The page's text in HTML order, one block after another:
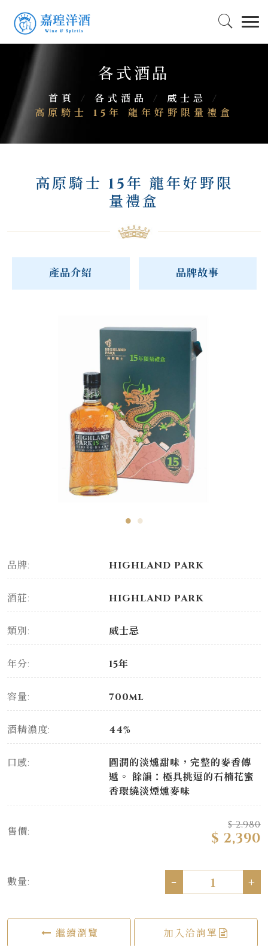
各式酒品
首頁 / 各式酒品 / 威士忌
/
高原騎士 15年 龍年好野限量禮盒
高原騎士 15年 龍年好野限
量禮盒
產品介紹 品牌故事
品牌: HIGHLAND PARK
酒莊: HIGHLAND PARK
類別: 威士忌
年分: 15年
容量: 700ml
酒精濃度: 44%
口感:
圓潤的淡燻甜味，完整的麥香傳
遞。 餘韻：極具挑逗的石楠花蜜
香環繞淡煙燻麥味
售價:
$ 2,980
$ 2,390
數量: - +
繼續瀏覽 加入洽詢單